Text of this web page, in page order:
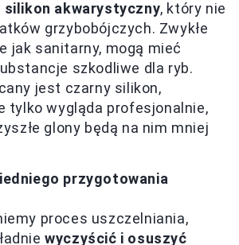
silikon akwarystyczny, który nie
grzybobójczych. Zwykłe
jak sanitarny, mogą mieć
szkodliwe dla ryb.
jest czarny silikon,
tylko wygląda profesjonalnie,
glony będą na nim mniej
przygotowania
proces uszczelniania,
wyczyścić i osuszyć